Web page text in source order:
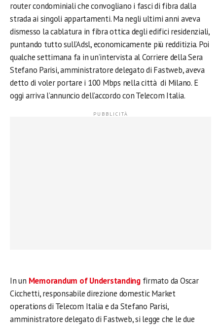
router condominiali che convogliano i fasci di fibra dalla
strada ai singoli appartamenti. Ma negli ultimi anni aveva
dismesso la cablatura in fibra ottica degli edifici residenziali,
puntando tutto sull’Adsl, economicamente più redditizia. Poi
qualche settimana fa in un’intervista al Corriere della Sera
Stefano Parisi, amministratore delegato di Fastweb, aveva
detto di voler portare i 100 Mbps nella città di Milano. E
oggi arriva l’annuncio dell’accordo con Telecom Italia.
In un Memorandum of Understandingfirmato da Oscar
Cicchetti, responsabile direzione domestic Market
operations di Telecom Italia e da Stefano Parisi,
amministratore delegato di Fastweb, si legge che le due